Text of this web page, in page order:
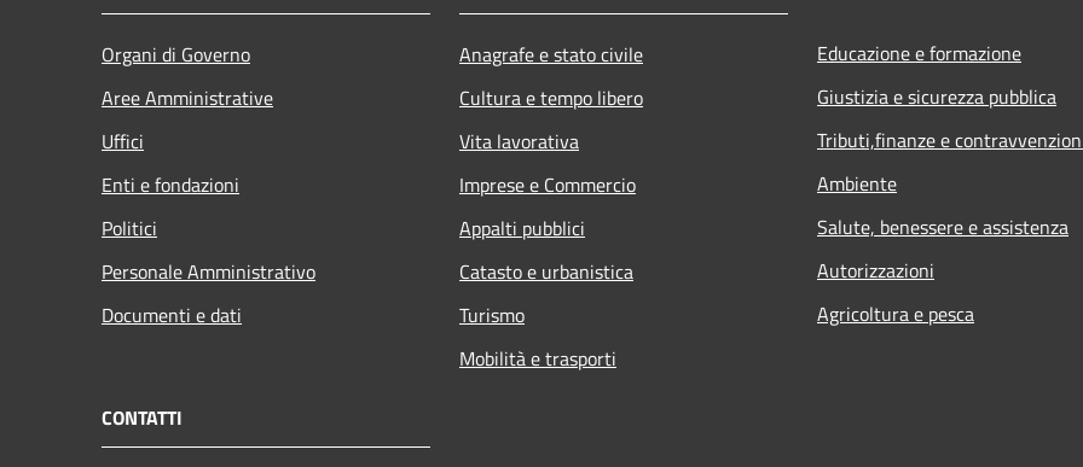
Organi di Governo
Aree Amministrative
Uffici
Enti e fondazioni
Politici
Personale Amministrativo
Documenti e dati
Anagrafe e stato civile
Cultura e tempo libero
Vita lavorativa
Imprese e Commercio
Appalti pubblici
Catasto e urbanistica
Turismo
Mobilità e trasporti
Educazione e formazione
Giustizia e sicurezza pubblica
Tributi,finanze e
Ambiente
Salute, benessere e assistenza
Autorizzazioni
Agricoltura e pesca
CONTATTI